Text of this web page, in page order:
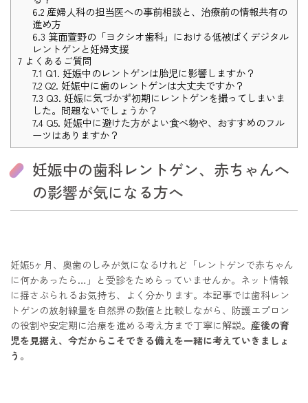
6.2産婦人科の担当医への事前相談と、治療前の情報共有の
進め方
6.3 箕面萱野の「ヨクシオ歯科」における低被ばくデジタル
レントゲンと妊婦支援
7 よくあるご質問
7.1 Q1. 妊娠中のレントゲンは胎児に影響しますか？
7.2Q2. 妊娠中に歯のレントゲンは大丈夫ですか？
7.3 Q3. 妊娠に気づかず初期にレントゲンを撮ってしまいま
した。問題ないでしょうか？
7.4Q5. 妊娠中に避けた方がよい食べ物や、おすすめのフル
ーツはありますか？
妊娠中の歯科レントゲン、赤ちゃんへ
の影響が気になる方へ
妊娠5ヶ月、奥歯のしみが気になるけれど「レントゲンで赤ちゃん
に何かあったら…」と受診をためらっていませんか。ネット情報
に揺さぶられるお気持ち、よく分かります。本記事では歯科レン
トゲンの放射線量を自然界の数値と比較しながら、防護エプロン
の役割や安定期に治療を進める考え方まで丁寧に解説。 産後の育
児を見据え、今だからこそできる備えを一緒に考えていきましょ
う。